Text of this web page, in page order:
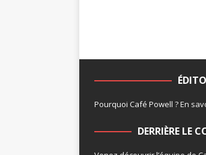
ÉDITO
Pourquoi Café Powell ?En
DERRIÈRE LE